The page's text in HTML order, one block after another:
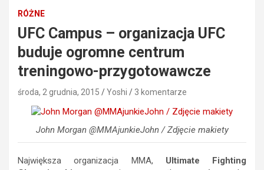
RÓŻNE
UFC Campus – organizacja UFC
buduje ogromne centrum
treningowo-przygotowawcze
środa, 2 grudnia, 2015 Yoshi 3 komentarze
John Morgan @MMAjunkieJohn / Zdjęcie makiety
Największa organizacja MMA, Ultimate Fighting